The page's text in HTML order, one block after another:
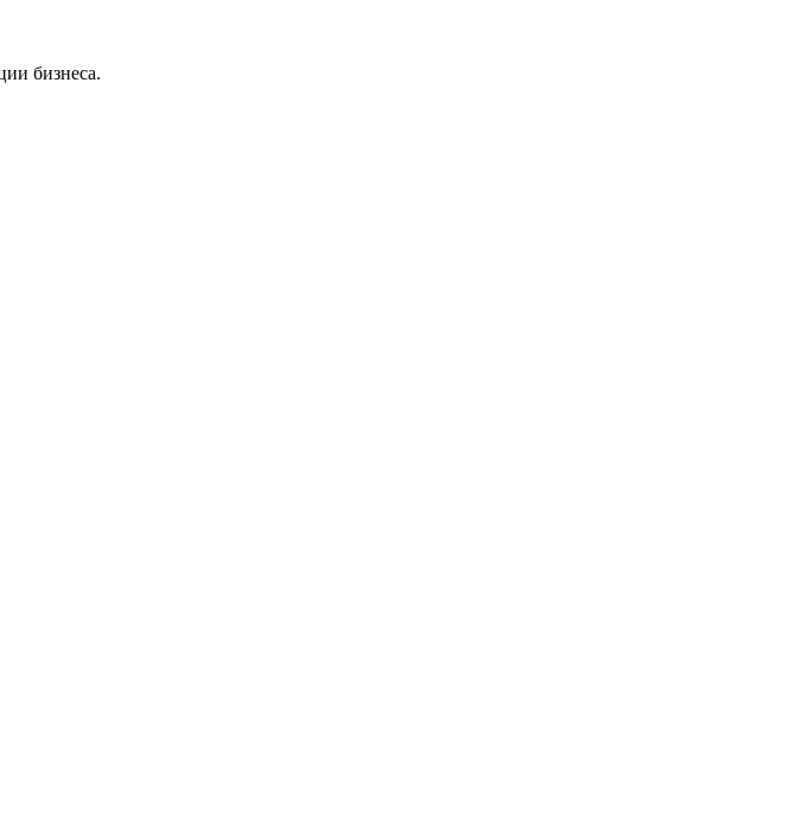
бизнеса.